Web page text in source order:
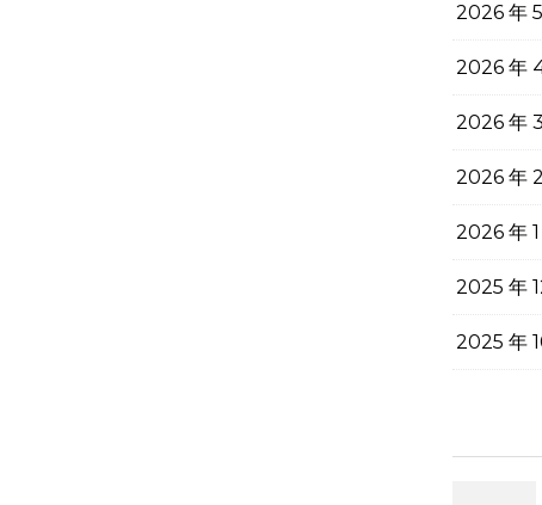
2026 年
2026 年
2026 年
2026 年
2026 年 1
2025 年
2025 年